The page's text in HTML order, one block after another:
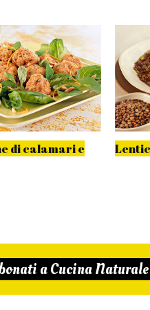
di calamari e
a Cucina Naturale